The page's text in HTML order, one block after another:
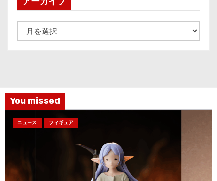
ー
You missed
ニュース フィギュア